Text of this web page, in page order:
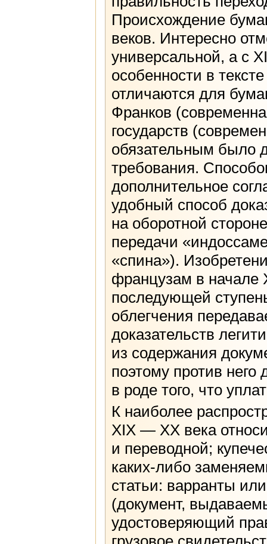
Происхождение
веков. Интересно
универсальной, а с
особенности в
отличаются для
Франков
государств
обязательным было
требования.
дополнительное
удобный способ
на оборотной
передачи
«спина»).
французам в начале
последующей
облегчения
доказательств
из содержания
поэтому против
в роде того, что
К наиболее
XIX — XX века
и переводной;
каких-либо
статьи: варранты
(документ,
удостоверяющий